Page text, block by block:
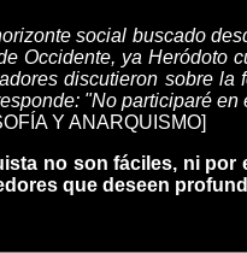
social buscado
Occidente, ya
discutieron sobre
"No participaré
Y ANARQUISMO]
no son fáciles, ni
que deseen